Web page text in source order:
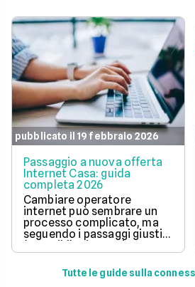
pubblicato il 19 febbraio 2026
Passaggio a nuova offerta
Internet Casa: guida
completa 2026
Cambiare operatore
internet può sembrare un
processo complicato, ma
seguendo i passaggi giusti,
è possibile risparmiare
notevolmente sulla linea
telefonica e godere di un
servizio migliore. In questo
Tutte le guide sulla